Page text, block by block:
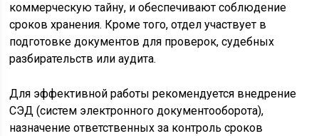
коммерческую тайну, и обеспечивают соблюдение
сроков хранения. Кроме того, отдел участвует в
подготовке документов для проверок, судебных
разбирательств или аудита.
Для эффективной работы рекомендуется внедрение
СЭД (систем электронного документооборота),
назначение ответственных за контроль сроков